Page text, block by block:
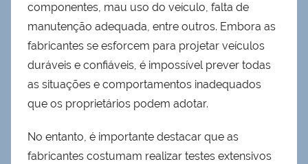
componentes, mau uso do veículo, falta de
manutenção adequada, entre outros. Embora as
fabricantes se esforcem para projetar veículos
duráveis e confiáveis, é impossível prever todas
as situações e comportamentos inadequados
que os proprietários podem adotar.
No entanto, é importante destacar que as
fabricantes costumam realizar testes extensivos